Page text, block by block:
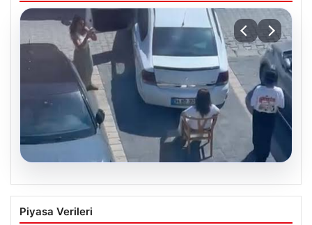
Yalova’da Kafenin Önünde Park İhlali
Komik ve Gergin Anlara Sahne Oldu
Piyasa Verileri